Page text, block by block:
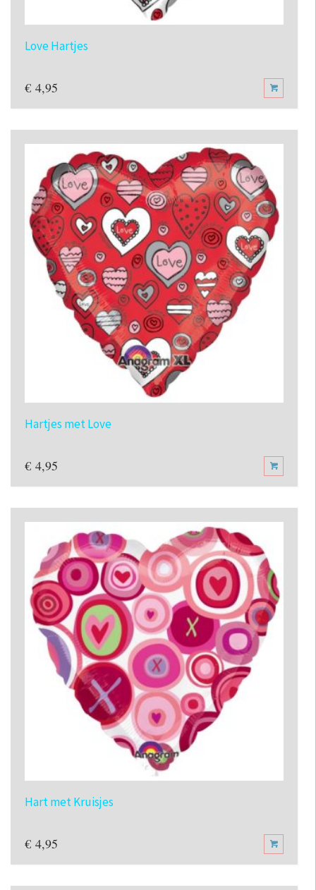
Love Hartjes
€ 4,95
Hartjes met Love
€ 4,95
Hart met Kruisjes
€ 4,95